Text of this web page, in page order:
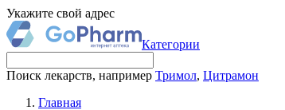
Укажите свой адрес
Категории
Поиск лекарств, например Тримол, Цитрамон
Главная